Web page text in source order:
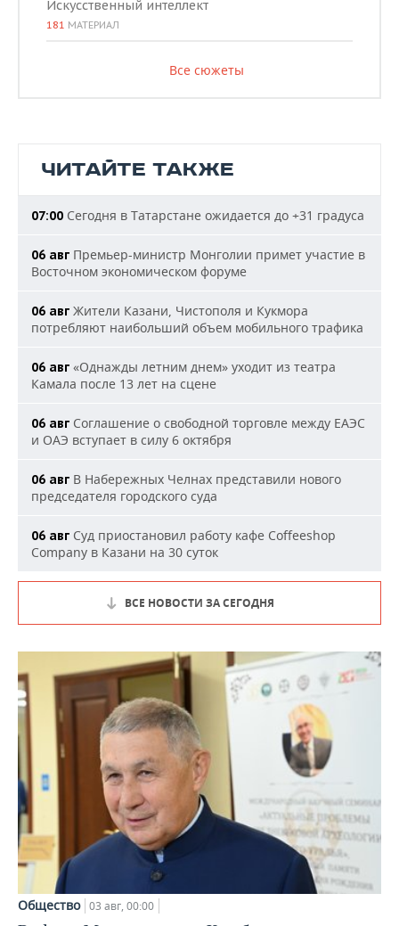
Искусственный интеллект
181 МАТЕРИАЛ
Все сюжеты
ЧИТАЙТЕ ТАКЖЕ
07:00 Сегодня в Татарстане ожидается до +31 градуса
06 авг Премьер-министр Монголии примет участие в
Восточном экономическом форуме
06 авг Жители Казани, Чистополя и Кукмора
потребляют наибольший объем мобильного трафика
06 авг «Однажды летним днем» уходит из театра
Камала после 13 лет на сцене
06 авг Соглашение о свободной торговле между ЕАЭС
и ОАЭ вступает в силу 6 октября
06 авг В Набережных Челнах представили нового
председателя городского суда
06 авг Суд приостановил работу кафе Coffeeshop
Company в Казани на 30 суток
ВСЕ НОВОСТИ ЗА СЕГОДНЯ
Общество 03 авг, 00:00